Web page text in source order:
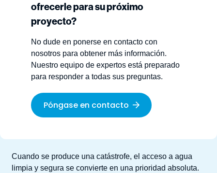
Cuando se produce una catástrofe, el acceso a agua
limpia y segura se convierte en una prioridad absoluta.
ofrecerle para su próximo
proyecto?
No dude en ponerse en contacto con
nosotros para obtener más información.
Nuestro equipo de expertos está preparado
para responder a todas sus preguntas.
Póngase en contacto